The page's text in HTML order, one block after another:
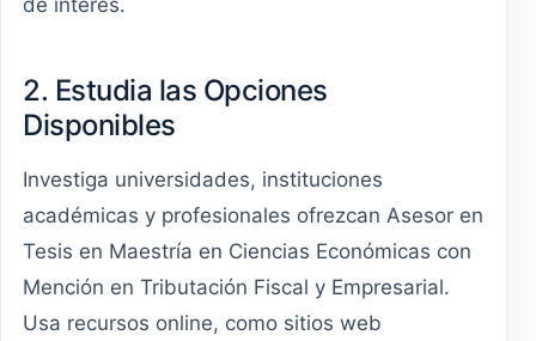
de interés.
2. Estudia las Opciones
Disponibles
Investiga universidades, instituciones
académicas y profesionales ofrezcan Asesor en
Tesis en Maestría en Ciencias Económicas con
Mención en Tributación Fiscal y Empresarial.
Usa recursos online, como sitios web